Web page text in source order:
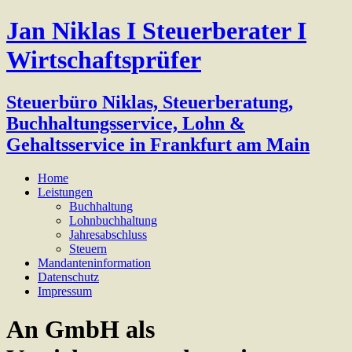
Jan Niklas I Steuerberater I
Wirtschaftsprüfer
Steuerbüro Niklas, Steuerberatung,
Buchhaltungsservice, Lohn &
Gehaltsservice in Frankfurt am Main
Home
Leistungen
Buchhaltung
Lohnbuchhaltung
Jahresabschluss
Steuern
Mandanteninformation
Datenschutz
Impressum
An GmbH als